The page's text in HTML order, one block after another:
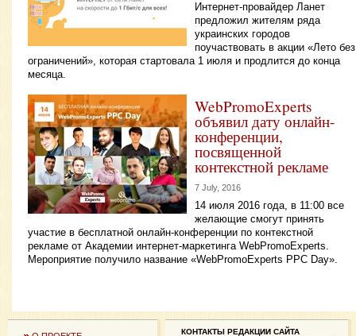
Интернет-провайдер Ланет
предложил жителям ряда
украинских городов
поучаствовать в акции «Лето без
ограничений», которая стартовала 1 июля и продлится до конца
месяца.
WebPromoExperts
объявил дату онлайн-
конференции,
посвященной
контекстной рекламе
7 July, 2016
14 июля 2016 года, в 11:00 все
желающие смогут принять
участие в бесплатной онлайн-конференции по контекстной
рекламе от Академии интернет-маркетинга WebPromoExperts.
Мероприятие получило название «WebPromoExperts PPC Day».
КОНТАКТЫ РЕДАКЦИИ САЙТА